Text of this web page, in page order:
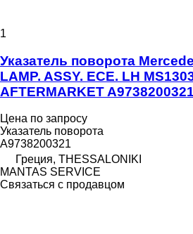
1
Указатель поворота
LAMP. ASSY. ECE. LH
AFTERMARKET
Цена по запросу
Указатель поворота
A9738200321
Греция, THESSALONIKI
MANTAS SERVICE
Связаться с продавцом